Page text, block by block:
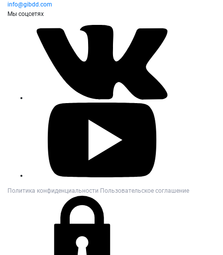
info@gibdd.com
Мы соцсетях
Политика конфиденциальности Пользовательское соглашение